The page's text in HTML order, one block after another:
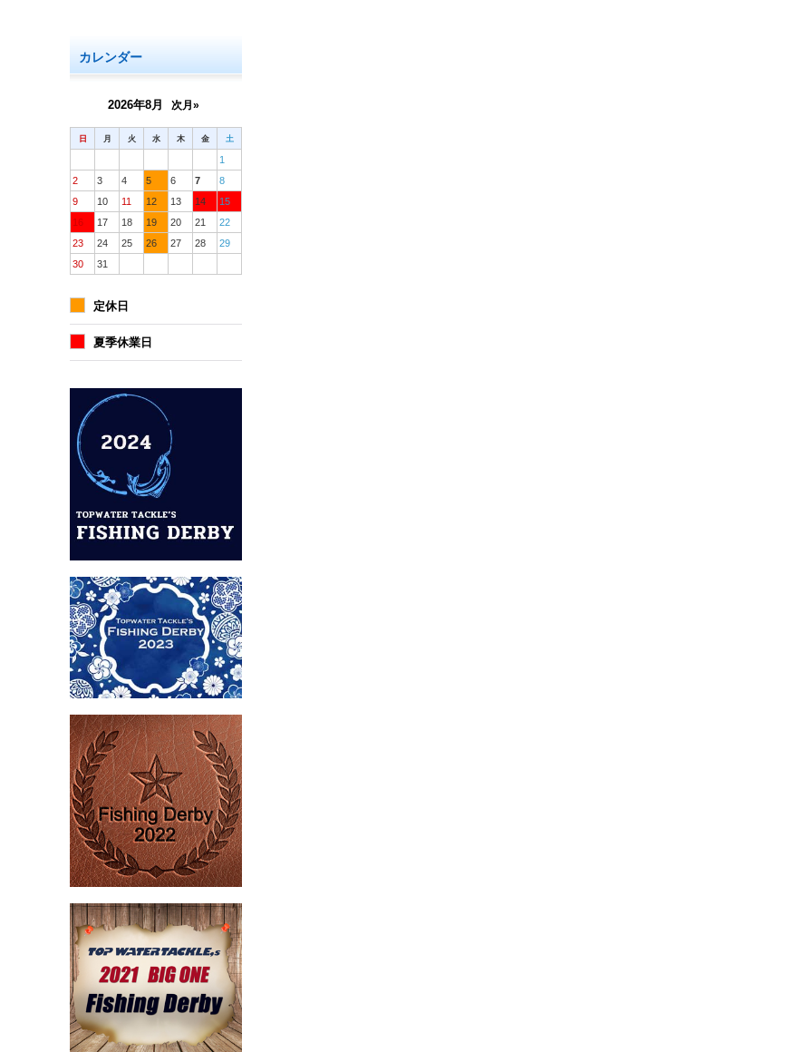
カレンダー
2026年8月 次月»
日 月 火 水 木 金 土
1
2
3 4 5 6 7
8
9
10 11 12 13 14
15
16
17 18 19 20 21
22
23
24 25 26 27 28
29
30
31
定休日
夏季休業日